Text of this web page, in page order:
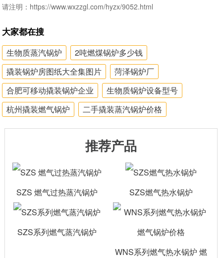
请注明：https://www.wxzzgl.com/hyzx/9052.html
大家都在搜
生物质蒸汽锅炉
2吨燃煤锅炉多少钱
撬装锅炉房图纸大全集图片
菏泽锅炉厂
合肥可移动撬装锅炉企业
生物质锅炉设备型号
杭州撬装燃气锅炉
二手撬装蒸汽锅炉价格
推荐产品
SZS 燃气过热蒸汽锅炉 SZS燃气热水锅炉
SZS系列燃气蒸汽锅炉
WNS系列燃气热水锅炉 燃